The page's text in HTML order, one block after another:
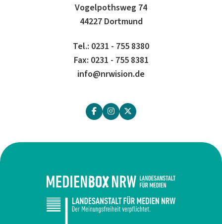
Vogelpothsweg 74
44227 Dortmund
Tel.: 0231 - 755 8380
Fax: 0231 - 755 8381
info@nrwision.de